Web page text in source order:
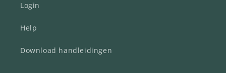
Login
Help
Download handleidingen